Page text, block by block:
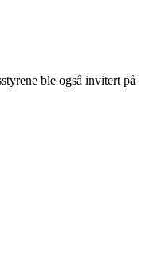
ble også invitert på